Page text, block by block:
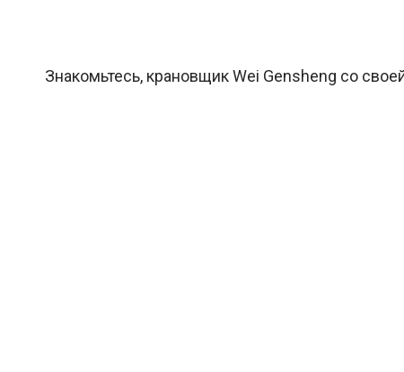
Знакомьтесь, крановщик Wei Gensheng со